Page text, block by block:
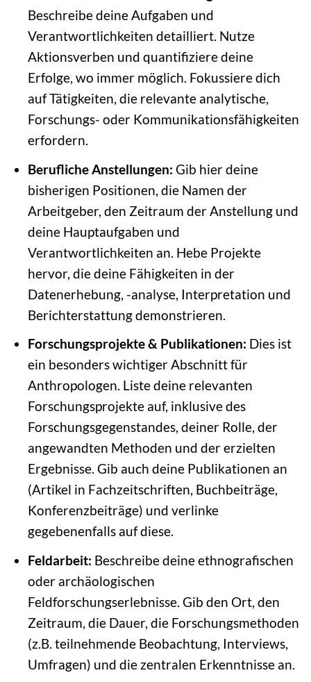
Beschreibe deine Aufgaben und
Verantwortlichkeiten detailliert. Nutze
Aktionsverben und quantifiziere deine
Erfolge, wo immer möglich. Fokussiere dich
auf Tätigkeiten, die relevante analytische,
Forschungs- oder Kommunikationsfähigkeiten
erfordern.
Berufliche Anstellungen: Gib hier deine
bisherigen Positionen, die Namen der
Arbeitgeber, den Zeitraum der Anstellung und
deine Hauptaufgaben und
Verantwortlichkeiten an. Hebe Projekte
hervor, die deine Fähigkeiten in der
Datenerhebung, -analyse, Interpretation und
Berichterstattung demonstrieren.
Forschungsprojekte & Publikationen: Dies ist
ein besonders wichtiger Abschnitt für
Anthropologen. Liste deine relevanten
Forschungsprojekte auf, inklusive des
Forschungsgegenstandes, deiner Rolle, der
angewandten Methoden und der erzielten
Ergebnisse. Gib auch deine Publikationen an
(Artikel in Fachzeitschriften, Buchbeiträge,
Konferenzbeiträge) und verlinke
gegebenenfalls auf diese.
Feldarbeit: Beschreibe deine ethnografischen
oder archäologischen
Feldforschungserlebnisse. Gib den Ort, den
Zeitraum, die Dauer, die Forschungsmethoden
(z.B. teilnehmende Beobachtung, Interviews,
Umfragen) und die zentralen Erkenntnisse an.